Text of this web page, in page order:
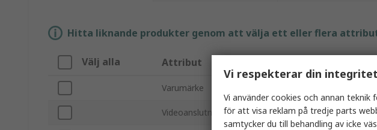
Hitta liknande produkter genom att välja ett eller flera
Välj alla Attribut
Varumärke
Videoanslutningstyp VGA
Vi respekterar din integritet
Vi använder cookies och annan teknik
för att visa reklam på tredje parts
samtycker du till behandling av icke